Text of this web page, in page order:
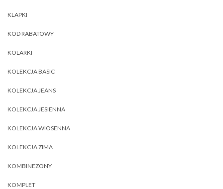
KLAPKI
KOD RABATOWY
KOLARKI
KOLEKCJA BASIC
KOLEKCJA JEANS
KOLEKCJA JESIENNA
KOLEKCJA WIOSENNA
KOLEKCJA ZIMA
KOMBINEZONY
KOMPLET